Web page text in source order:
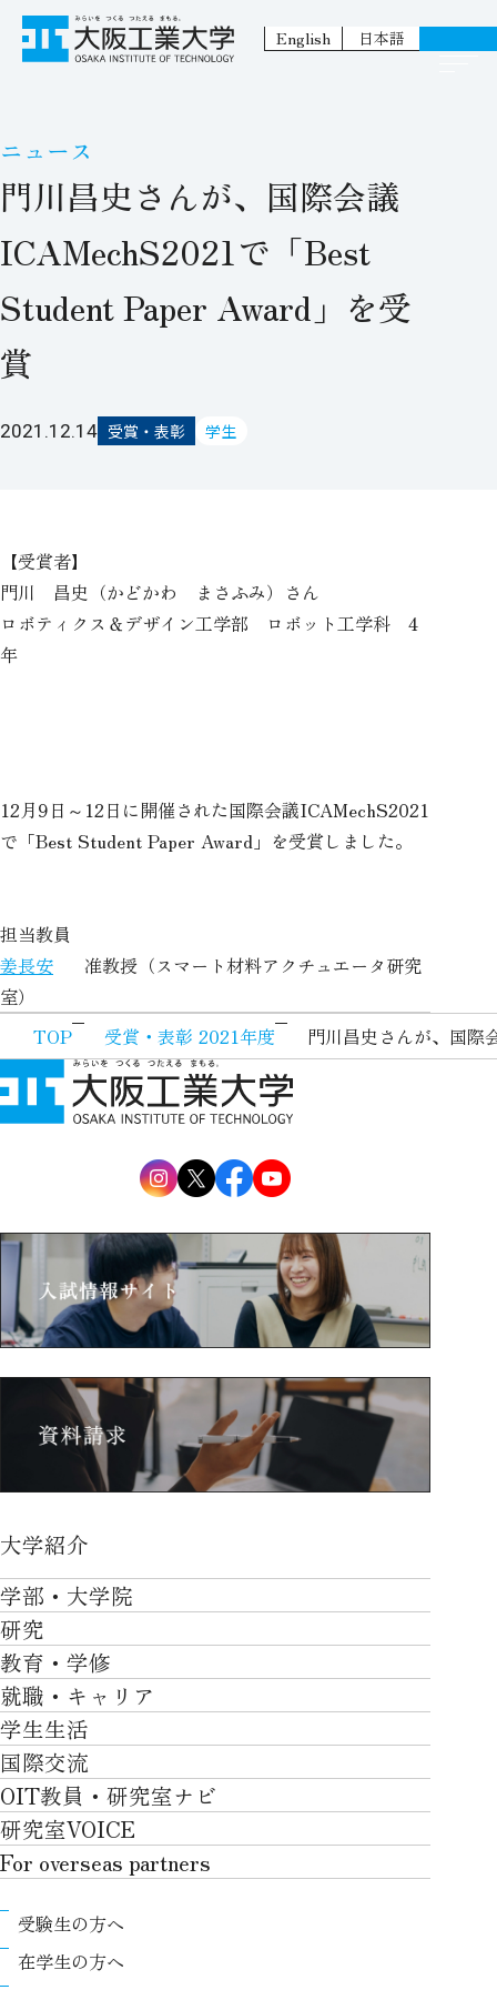
English 日本語
ニュース
門川昌史さんが、国際会議
ICAMechS2021で「Best
Student Paper Award」を受
賞
2021.12.14 受賞・表彰 学生
【受賞者】
門川 昌史（かどかわ まさふみ）さん
ロボティクス＆デザイン工学部 ロボット工学科 4
年
12月9日～12日に開催された国際会議ICAMechS2021
で「Best Student Paper Award」を受賞しました。
担当教員
姜長安
准教授（スマート材料アクチュエータ研究
室）
TOP
受賞・表彰 2021年度 門川昌史さんが、国
大学紹介
大学紹介TOP
OVER THE LIMIT
大学について
施設一覧
社会・地域・高大連携
川上村での取り組み
アクセス
ポリシー/コンプライアンス
卒業生VOICE
学部・大学院
学部・大学院TOP
工学部
ロボティクス＆デザイン工学部
情報科学部
知的財産学部
工学研究科
ロボティクス＆デザイン工学研究科
知的財産専門職大学院
研究
研究TOP
研究について
産官学連携
教育・学修
教育・学修TOP
卒業時質保証を担う独自の教育システム
自律学修
学習支援
リカレント教育プログラム
高大接続
教職課程
教育センター
就職・キャリア
就職・キャリアTOP
就職サポート
キャリア形成
インターンシップ
学生生活
学生生活TOP
キャンパスライフ
課外活動
学費
奨学金
生活支援
国際交流
国際交流TOP
グローバルな人材育成
国際交流プログラムについて
国際交流プログラムのサポート体制等
キャンパス内での国際交流
OIT教員・研究室ナビ
研究室VOICE
For overseas partners
About
Research
受験生の方へ
在学生の方へ